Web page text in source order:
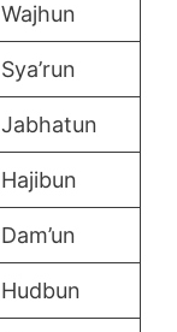
Wajhun
Sya’run
Jabhatun
Hajibun
Dam’un
Hudbun